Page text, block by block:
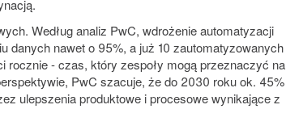
Według analiz PwC, wdrożenie automatyzacji
danych nawet o 95%, a już 10 zautomatyzowanych
- czas, który zespoły mogą przeznaczyć na
PwC szacuje, że do 2030 roku ok. 45%
ulepszenia produktowe i procesowe wynikające z